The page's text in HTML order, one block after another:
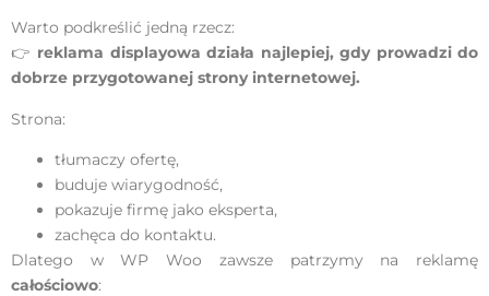
Warto podkreślić jedną rzecz:
👉 reklama displayowa działa najlepiej, gdy prowadzi do
dobrze przygotowanej strony internetowej.
Strona:
tłumaczy ofertę,
buduje wiarygodność,
pokazuje firmę jako eksperta,
zachęca do kontaktu.
Dlatego w WP Woo zawsze patrzymy na reklamę
całościowo: